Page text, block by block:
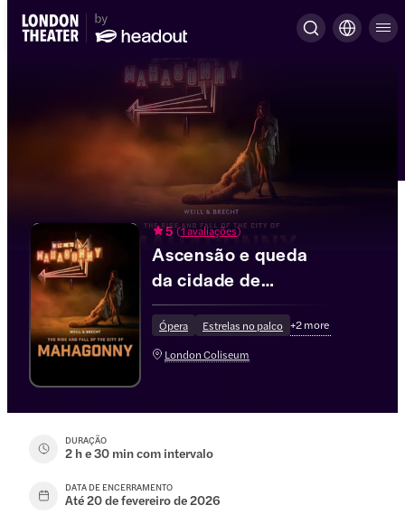
5 (1 avaliações)
Ascensão e queda
da cidade de
Mahagonny
Ópera Estrelas no palco +2more
London Coliseum
DURAÇÃO
2 h e 30 min com intervalo
DATA DE ENCERRAMENTO
Até 20 de fevereiro de 2026